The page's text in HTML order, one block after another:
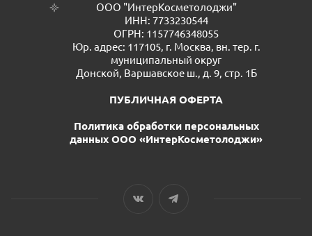
ООО "ИнтерКосметолоджи"
ИНН: 7733230544
ОГРН: 1157746348055
Юр. адрес: 117105, г. Москва, вн. тер. г.
муниципальный округ
Донской, Варшавское ш., д. 9, стр. 1Б
ПУБЛИЧНАЯ ОФЕРТА
Политика обработки персональных
данных ООО «ИнтерКосметолоджи»